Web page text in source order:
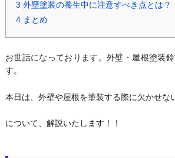
3 外壁塗装の養生中に注意すべき点とは？
4まとめ
お世話になっております。外壁・屋根塗装
す。
本日は、外壁や屋根を塗装する際に欠かせな
について、解説いたします！！